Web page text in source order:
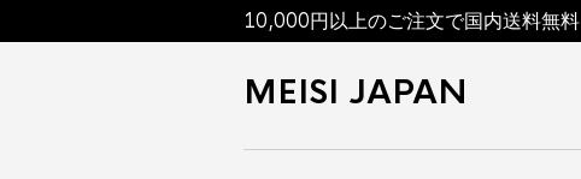
10,000円以上のご注文で国内送料無料
MEISI JAPAN